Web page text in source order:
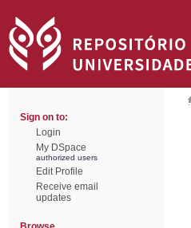
Sign on to:
Login
My DSpace
authorized users
Edit Profile
Receive email
updates